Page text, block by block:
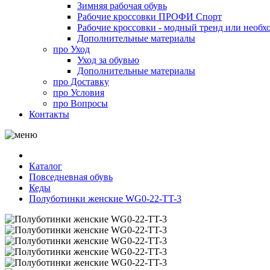
Зимняя рабочая обувь
Рабочие кроссовки ПРОФИ Спорт
Рабочие кроссовки - модный тренд или
Дополнительные материалы
про Уход
Уход за обувью
Дополнительные материалы
про Доставку
про Условия
про Вопросы
Контакты
Каталог
Повседневная обувь
Кеды
Полуботинки женские WG0-22-TT-3